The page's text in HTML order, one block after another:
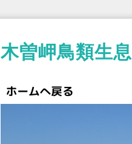
木曽岬鳥類生